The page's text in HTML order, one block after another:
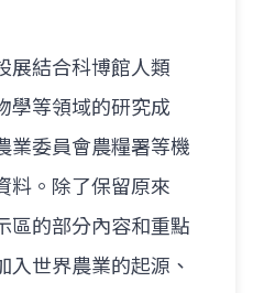
展結合科博館人類
學等領域的研究成
業委員會農糧署等機
料。除了保留原來
區的部分內容和重點
入世界農業的起源、